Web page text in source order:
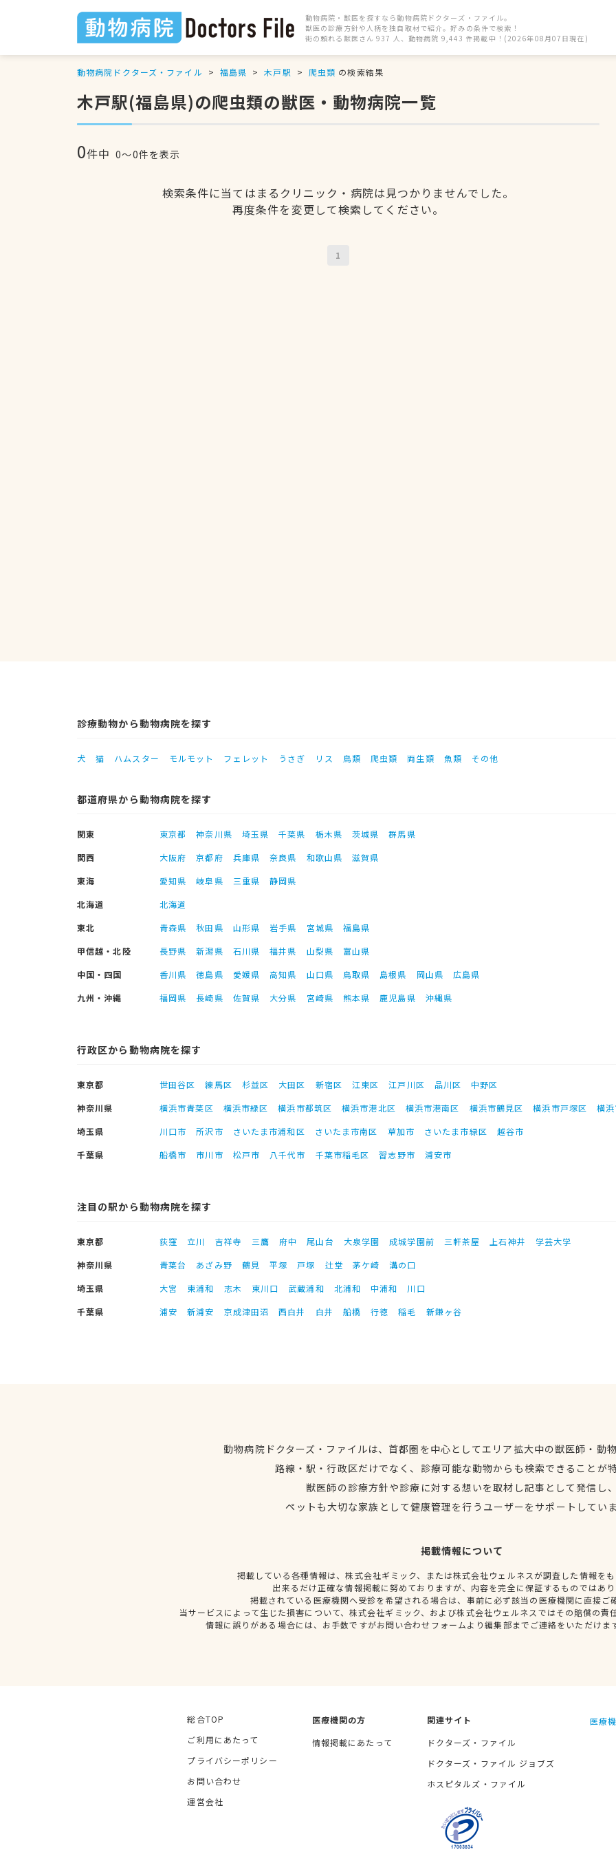
動物病院・獣医を探すなら動物病院ドクターズ・ファイル。
獣医の診療方針や人柄を独自取材で紹介。好みの条件で検索！
街の頼れる獣医さん 937 人、動物病院 9,443 件掲載中！(2026年08月07日現在)
動物病院ドクターズ・ファイル 福島県 木戸駅 爬虫類 の検索結果
木戸駅(福島県)の爬虫類の獣医・動物病院一覧
0件中 0〜0件を表示
検索条件に当てはまるクリニック・病院は見つかりませんでした。
再度条件を変更して検索してください。
1
診療動物から動物病院を探す
犬 猫 ハムスター モルモット フェレット うさぎ リス 鳥類 爬虫類 両生類 魚類 その他
都道府県から動物病院を探す
関東 東京都 神奈川県 埼玉県 千葉県 栃木県 茨城県
群馬県
関西
大阪府 京都府 兵庫県 奈良県 和歌山県
滋賀県
東海
愛知県 岐阜県 三重県
静岡県
北海道
北海道
東北
青森県 秋田県 山形県 岩手県 宮城県
福島県
甲信越・北陸
長野県 新潟県 石川県 福井県 山梨県
富山県
中国・四国
香川県 徳島県 愛媛県 高知県 山口県 鳥取県 島根県 岡山県
広島県
九州・沖縄
福岡県 長崎県 佐賀県 大分県 宮崎県 熊本県 鹿児島県 沖縄県
行政区から動物病院を探す
東京都 世田谷区 練馬区 杉並区 大田区 新宿区 江東区 江戸川区 品川区
中野区
神奈川県
横浜市青葉区 横浜市緑区 横浜市都筑区 横浜市港北区 横浜市港南区 横浜市鶴見区 横浜市戸塚区
横
埼玉県
川口市 所沢市 さいたま市浦和区 さいたま市南区 草加市 さいたま市緑区
越谷市
千葉県
船橋市 市川市 松戸市 八千代市 千葉市稲毛区 習志野市 浦安市
注目の駅から動物病院を探す
東京都 荻窪 立川 吉祥寺 三鷹 府中 尾山台 大泉学園 成城学園前 三軒茶屋 上石神井
学芸大学
神奈川県
青葉台 あざみ野 鶴見 平塚 戸塚 辻堂 茅ケ崎
溝の口
埼玉県
大宮 東浦和 志木 東川口 武蔵浦和 北浦和 中浦和
川口
千葉県
浦安 新浦安 京成津田沼 西白井 白井 船橋 行徳 稲毛 新鎌ヶ谷
動物病院ドクターズ・ファイルは、首都圏を中心としてエリア拡大中の獣医師・動
路線・駅・行政区だけでなく、診療可能な動物からも検索できることが
獣医師の診療方針や診療に対する想いを取材し記事として発信し
ペットも大切な家族として健康管理を行うユーザーをサポートしてい
掲載情報について
掲載している各種情報は、株式会社ギミック、または株式会社ウェルネスが調査した情報を
出来るだけ正確な情報掲載に努めておりますが、内容を完全に保証するものではあ
掲載されている医療機関へ受診を希望される場合は、事前に必ず該当の医療機関に直接ご
当サービスによって生じた損害について、株式会社ギミック、および株式会社ウェルネスではその賠償の責
情報に誤りがある場合には、お手数ですがお問い合わせフォームより編集部までご連絡をいただけま
総合TOP
ご利用にあたって
プライバシーポリシー
お問い合わせ
運営会社
医療機関の方
情報掲載にあたって
関連サイト
ドクターズ・ファイル
ドクターズ・ファイル ジョブズ
ホスピタルズ・ファイル
医療